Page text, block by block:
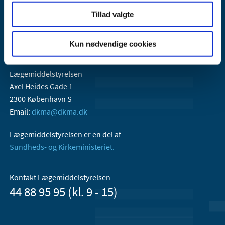
Tillad valgte
Kun nødvendige cookies
Lægemiddelstyrelsen
Axel Heides Gade 1
2300 København S
Email: dkma@dkma.dk
Lægemiddelstyrelsen er en del af
Sundheds- og Kirkeministeriet.
Kontakt Lægemiddelstyrelsen
44 88 95 95 (kl. 9 - 15)